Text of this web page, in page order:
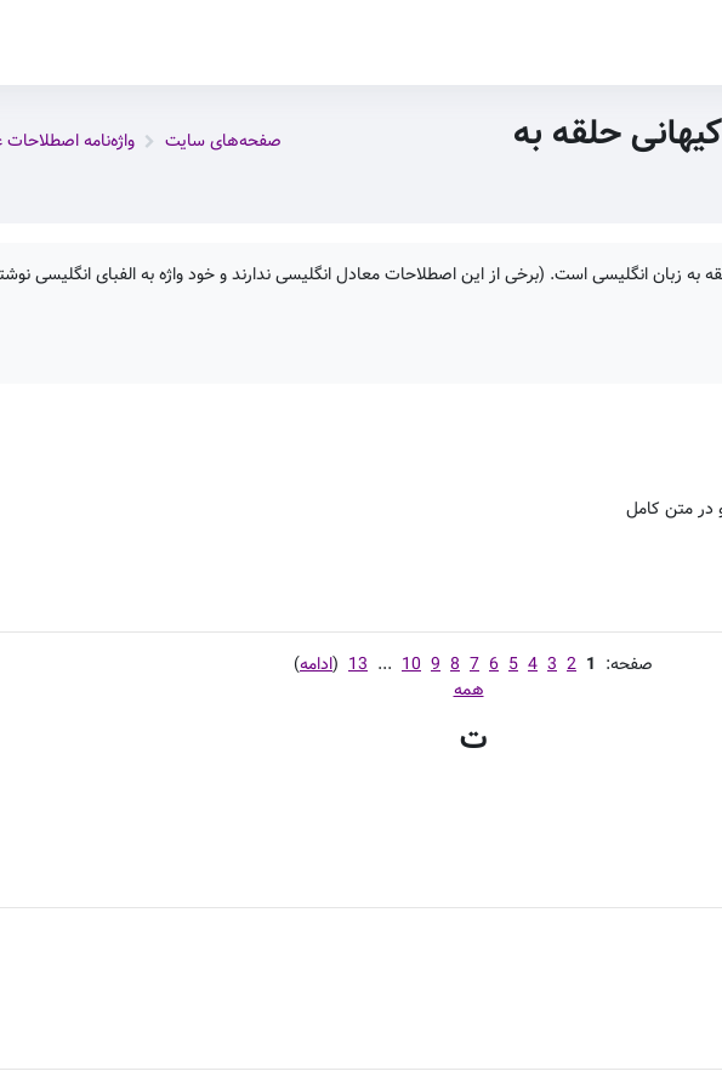
حلقه به صفحه‌های سایت
واژه‌نامه
به زبان انگلیسی است. (برخی از این اصطلاحات معادل انگلیسی ندارند و خود واژه به الفبای انگلیسی
متن کامل
صفحه: 1
2
3
4
5
6
7
8
9
10
...
13
(ادامه)
همه
ت